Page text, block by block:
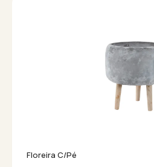
Floreira C/Pé